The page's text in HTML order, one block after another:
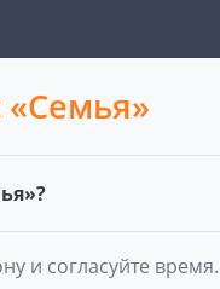
и согласуйте время.